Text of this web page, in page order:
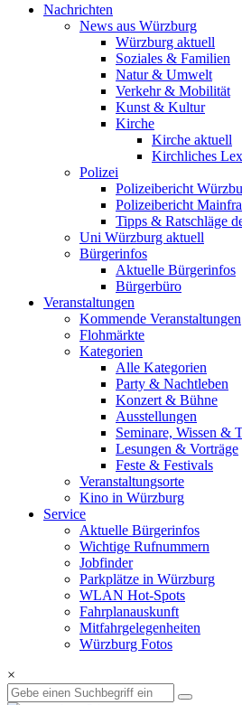
Nachrichten
News aus Würzburg
Würzburg aktuell
Soziales & Familien
Natur & Umwelt
Verkehr & Mobilität
Kunst & Kultur
Kirche
Kirche aktuell
Kirchliches
Polizei
Polizeibericht
Polizeibericht
Tipps & Ratschläge
Uni Würzburg aktuell
Bürgerinfos
Aktuelle Bürgerinfos
Bürgerbüro
Veranstaltungen
Kommende Veranstaltungen
Flohmärkte
Kategorien
Alle Kategorien
Party & Nachtleben
Konzert & Bühne
Ausstellungen
Seminare, Wissen &
Lesungen & Vorträge
Feste & Festivals
Veranstaltungsorte
Kino in Würzburg
Service
Aktuelle Bürgerinfos
Wichtige Rufnummern
Jobfinder
Parkplätze in Würzburg
WLAN Hot-Spots
Fahrplanauskunft
Mitfahrgelegenheiten
Würzburg Fotos
×